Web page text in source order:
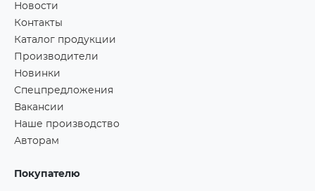
Новости
Контакты
Каталог продукции
Производители
Новинки
Спецпредложения
Вакансии
Наше производство
Авторам
Покупателю